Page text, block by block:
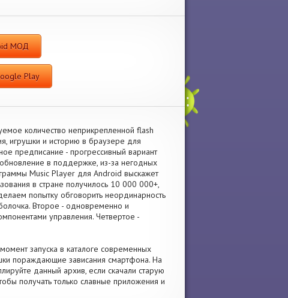
МОД
Play
количество неприкрепленной flash
игрушки и историю в браузере для
предписание - прогрессивный вариант
в поддержке, из-за негодных
Music Player для Android выскажет
в стране получилось 10 000 000+,
попытку обговорить неординарность
Второе - одновременно и
управления. Четвертое -
запуска в каталоге современных
пораждающие зависания смартфона. На
данный архив, если скачали старую
получать только славные приложения и